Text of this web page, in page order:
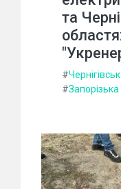
та
#
#